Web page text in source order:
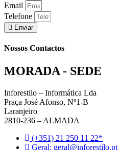
Email
Telefone
Enviar
Nossos Contactos
MORADA - SEDE
Inforestilo – Informática Lda
Praça José Afonso, Nº1-B
Laranjeiro
2810-236 – ALMADA
(+351) 21 250 11 22*
Geral: geral@inforestilo.pt